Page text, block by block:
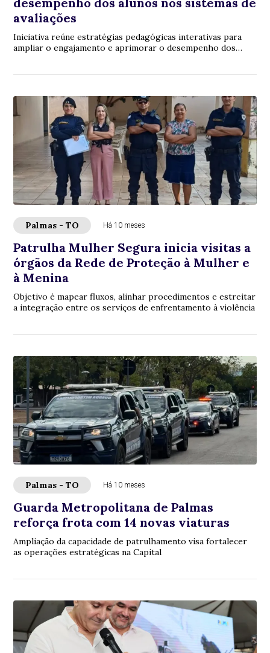
avaliações
Iniciativa reúne estratégias pedagógicas interativas para
ampliar o engajamento e aprimorar o desempenho dos
Palmas - TO Há 10 meses
Patrulha Mulher Segura inicia visitas a
órgãos da Rede de Proteção à Mulher e
à Menina
Objetivo é mapear fluxos, alinhar procedimentos e estreitar
a integração entre os serviços de enfrentamento à violência
Palmas - TO Há 10 meses
Guarda Metropolitana de Palmas
reforça frota com 14 novas viaturas
Ampliação da capacidade de patrulhamento visa fortalecer
as operações estratégicas na Capital